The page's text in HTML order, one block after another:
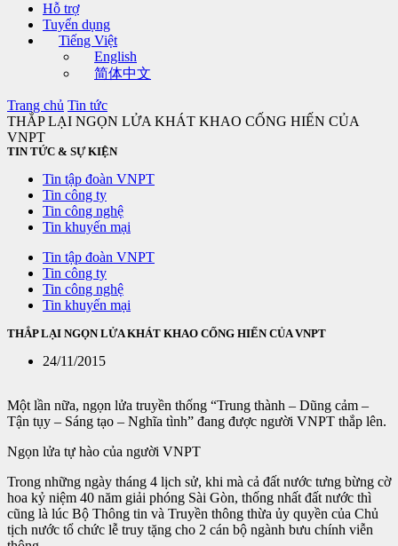
Hỗ trợ
Tuyển dụng
Tiếng Việt
English
简体中文
Trang chủ Tin tức
THẮP LẠI NGỌN LỬA KHÁT KHAO CỐNG HIẾN CỦA
VNPT
TIN TỨC & SỰ KIỆN
Tin tập đoàn VNPT
Tin công ty
Tin công nghệ
Tin khuyến mại
Tin tập đoàn VNPT
Tin công ty
Tin công nghệ
Tin khuyến mại
THẮP LẠI NGỌN LỬA KHÁT KHAO CỐNG HIẾN CỦA VNPT
24/11/2015
Một lần nữa, ngọn lửa truyền thống “Trung thành – Dũng cảm –
Tận tụy – Sáng tạo – Nghĩa tình” đang được người VNPT thắp lên.
Ngọn lửa tự hào của người VNPT
Trong những ngày tháng 4 lịch sử, khi mà cả đất nước tưng bừng cờ
hoa kỷ niệm 40 năm giải phóng Sài Gòn, thống nhất đất nước thì
cũng là lúc Bộ Thông tin và Truyền thông thừa ủy quyền của Chủ
tịch nước tổ chức lễ truy tặng cho 2 cán bộ ngành bưu chính viễn